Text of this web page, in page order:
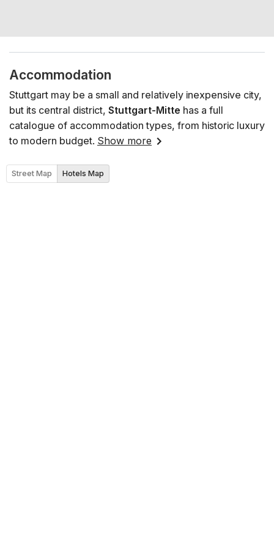
wird noch bekannt gegeben 07. Dezember: Es spielt ein
Streichquartett. Der Name wird noch bekannt gegeben
Sitzplan
Accommodation
Stuttgart may be a small and relatively inexpensive city,
but its central district, Stuttgart-Mitte has a full
catalogue of accommodation types, from historic luxury
to modern budget. Show more
Street Map Hotels Map